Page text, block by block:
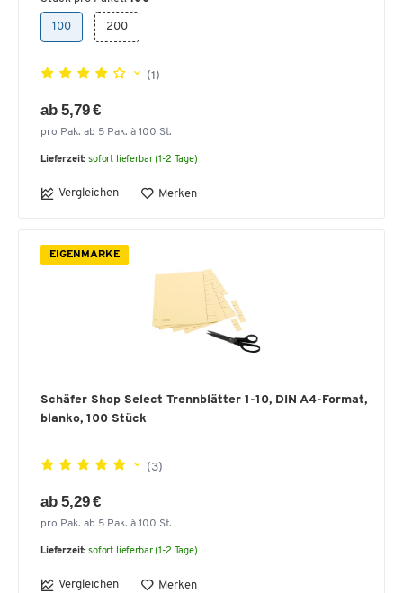
100 200
(1)
ab 5,79 €
pro Pak. ab 5 Pak. à 100 St.
Lieferzeit: sofort lieferbar (1-2 Tage)
Vergleichen Merken
EIGENMARKE
Schäfer Shop Select Trennblätter 1-10, DIN A4-Format,
blanko, 100 Stück
(3)
ab 5,29 €
pro Pak. ab 5 Pak. à 100 St.
Lieferzeit: sofort lieferbar (1-2 Tage)
Vergleichen Merken